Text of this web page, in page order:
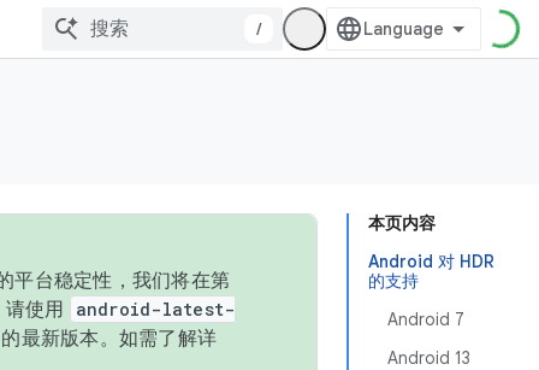
/
本页内容
Android 对 HDR
的支持
Android 7
Android 13
平台稳定性，我们将在第
使用
android-latest-
最新版本。如需了解详